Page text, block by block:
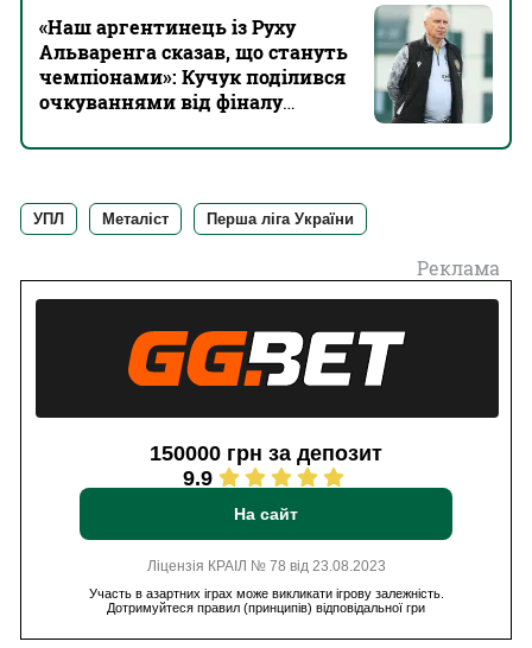
«Наш аргентинець із Руху
Альваренга сказав, що стануть
чемпіонами»: Кучук поділився
очкуваннями від фіналу
УПЛ Металіст Перша ліга України
Реклама
150000 грн за депозит
9.9
На сайт
Ліцензія КРАІЛ № 78 від 23.08.2023
Участь в азартних іграх може викликати ігрову залежність.
Дотримуйтеся правил (принципів) відповідальної гри